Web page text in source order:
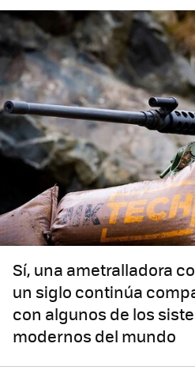
Sí, una ametralladora
un siglo continúa
con algunos de los
modernos del mundo